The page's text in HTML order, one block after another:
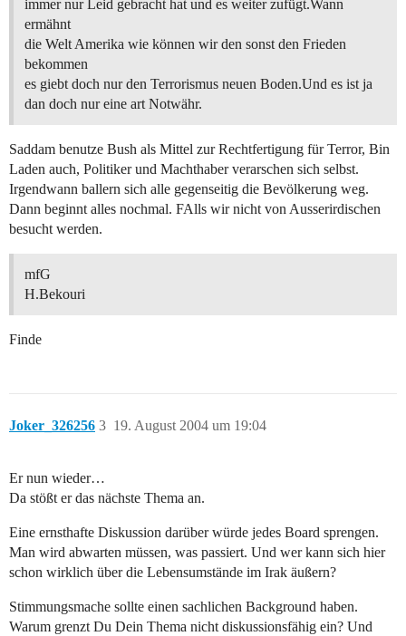
immer nur Leid gebracht hat und es weiter zufügt.Wann
ermähnt
die Welt Amerika wie können wir den sonst den Frieden
bekommen
es giebt doch nur den Terrorismus neuen Boden.Und es ist ja
dan doch nur eine art Notwähr.
Saddam benutze Bush als Mittel zur Rechtfertigung für Terror, Bin
Laden auch, Politiker und Machthaber verarschen sich selbst.
Irgendwann ballern sich alle gegenseitig die Bevölkerung weg.
Dann beginnt alles nochmal. FAlls wir nicht von Ausserirdischen
besucht werden.
mfG
H.Bekouri
Finde
Joker_326256 19. August 2004 um 19:04
3
Er nun wieder…
Da stößt er das nächste Thema an.
Eine ernsthafte Diskussion darüber würde jedes Board sprengen.
Man wird abwarten müssen, was passiert. Und wer kann sich hier
schon wirklich über die Lebensumstände im Irak äußern?
Stimmungsmache sollte einen sachlichen Background haben.
Warum grenzt Du Dein Thema nicht diskussionsfähig ein? Und